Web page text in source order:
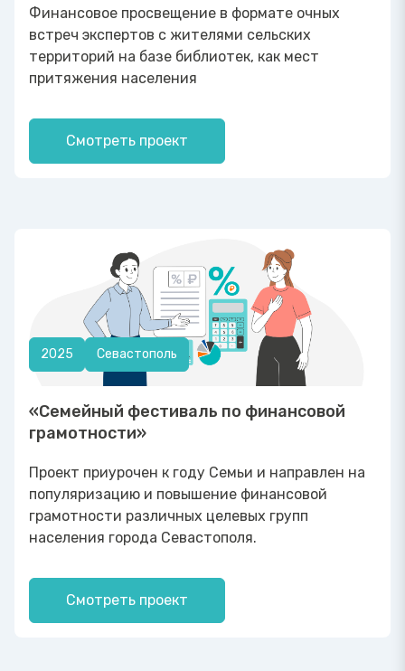
Финансовое просвещение в формате очных
встреч экспертов с жителями сельских
территорий на базе библиотек, как мест
притяжения населения
Смотреть проект
2025 Севастополь
«Семейный фестиваль по финансовой
грамотности»
Проект приурочен к году Семьи и направлен на
популяризацию и повышение финансовой
грамотности различных целевых групп
населения города Севастополя.
Смотреть проект